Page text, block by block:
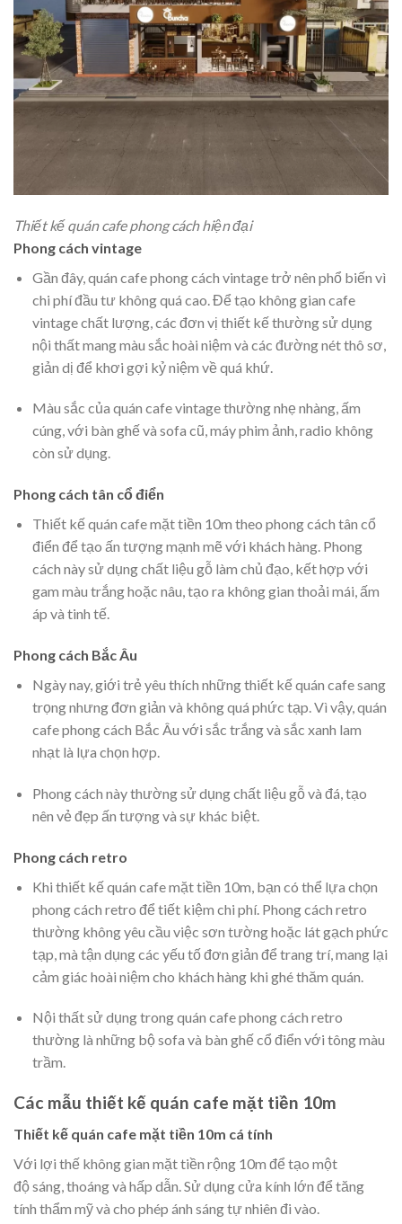
Thiết kế quán cafe phong cách hiện đại
Phong cách vintage
Gần đây, quán cafe phong cách vintage trở nên phổ biến vì
chi phí đầu tư không quá cao. Để tạo không gian cafe
vintage chất lượng, các đơn vị thiết kế thường sử dụng
nội thất mang màu sắc hoài niệm và các đường nét thô sơ,
giản dị để khơi gợi kỷ niệm về quá khứ.
Màu sắc của quán cafe vintage thường nhẹ nhàng, ấm
cúng, với bàn ghế và sofa cũ, máy phim ảnh, radio không
còn sử dụng.
Phong cách tân cổ điển
Thiết kế quán cafe mặt tiền 10m theo phong cách tân cổ
điển để tạo ấn tượng mạnh mẽ với khách hàng. Phong
cách này sử dụng chất liệu gỗ làm chủ đạo, kết hợp với
gam màu trắng hoặc nâu, tạo ra không gian thoải mái, ấm
áp và tinh tế.
Phong cách Bắc Âu
Ngày nay, giới trẻ yêu thích những thiết kế quán cafe sang
trọng nhưng đơn giản và không quá phức tạp. Vì vậy, quán
cafe phong cách Bắc Âu với sắc trắng và sắc xanh lam
nhạt là lựa chọn hợp.
Phong cách này thường sử dụng chất liệu gỗ và đá, tạo
nên vẻ đẹp ấn tượng và sự khác biệt.
Phong cách retro
Khi thiết kế quán cafe mặt tiền 10m, bạn có thể lựa chọn
phong cách retro để tiết kiệm chi phí. Phong cách retro
thường không yêu cầu việc sơn tường hoặc lát gạch phức
tạp, mà tận dụng các yếu tố đơn giản để trang trí, mang lại
cảm giác hoài niệm cho khách hàng khi ghé thăm quán.
Nội thất sử dụng trong quán cafe phong cách retro
thường là những bộ sofa và bàn ghế cổ điển với tông màu
trầm.
Các mẫu thiết kế quán cafe mặt tiền 10m
Thiết kế quán cafe mặt tiền 10m cá tính
Với lợi thế không gian mặt tiền rộng 10m để tạo một
độ sáng, thoáng và hấp dẫn. Sử dụng cửa kính lớn để tăng
tính thẩm mỹ và cho phép ánh sáng tự nhiên đi vào.